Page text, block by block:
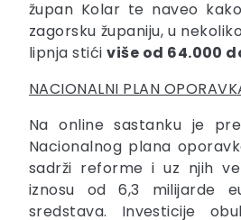
župan Kolar te naveo
zagorsku županiju, u
lipnja stićiviše od 64.000
NACIONALNI PLAN
Na online sastanku je
Nacionalnog plana
sadrži reforme i uz njih
iznosu od 6,3 milijarde
sredstava. Investicije